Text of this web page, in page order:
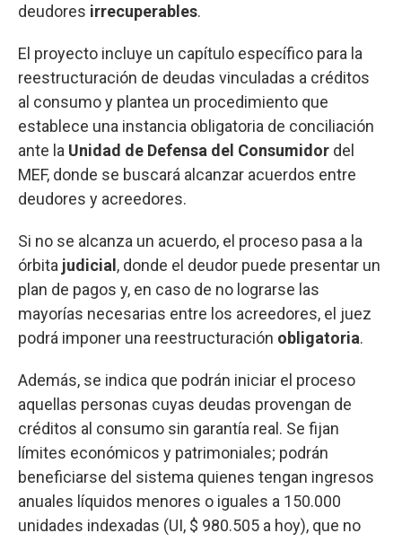
deudores irrecuperables.
El proyecto incluye un capítulo específico para la
reestructuración de deudas vinculadas a créditos
al consumo y plantea un procedimiento que
establece una instancia obligatoria de conciliación
ante la Unidad de Defensa del Consumidor del
MEF, donde se buscará alcanzar acuerdos entre
deudores y acreedores.
Si no se alcanza un acuerdo, el proceso pasa a la
órbita judicial , donde el deudor puede presentar un
plan de pagos y, en caso de no lograrse las
mayorías necesarias entre los acreedores, el juez
podrá imponer una reestructuración obligatoria.
Además, se indica que podrán iniciar el proceso
aquellas personas cuyas deudas provengan de
créditos al consumo sin garantía real. Se fijan
límites económicos y patrimoniales; podrán
beneficiarse del sistema quienes tengan ingresos
anuales líquidos menores o iguales a 150.000
unidades indexadas (UI, $ 980.505 a hoy), que no